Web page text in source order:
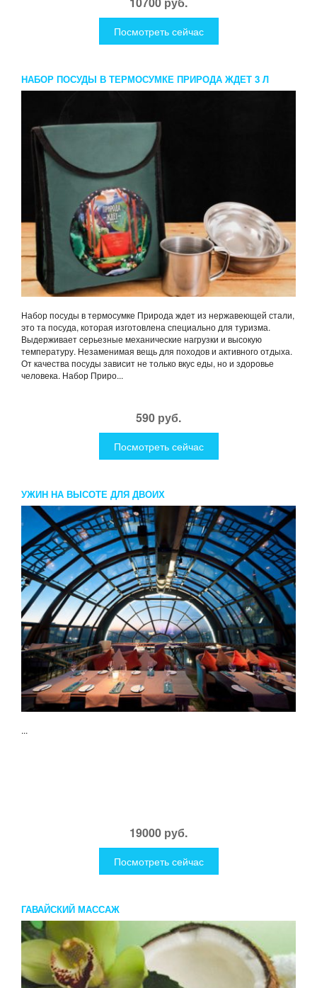
Посмотреть сейчас
НАБОР ПОСУДЫ В ТЕРМОСУМКЕ ПРИРОДА ЖДЕТ 3 Л
Набор посуды в термосумке Природа ждет из нержавеющей стали,
это та посуда, которая изготовлена специально для туризма.
Выдерживает серьезные механические нагрузки и высокую
температуру. Незаменимая вещь для походов и активного отдыха.
От качества посуды зависит не только вкус еды, но и здоровье
человека. Набор Приро...
590 руб.
Посмотреть сейчас
УЖИН НА ВЫСОТЕ ДЛЯ ДВОИХ
...
19000 руб.
Посмотреть сейчас
ГАВАЙСКИЙ МАССАЖ